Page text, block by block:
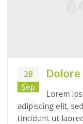
28
Sep
Lorem
adipiscing elit,
tincidunt ut